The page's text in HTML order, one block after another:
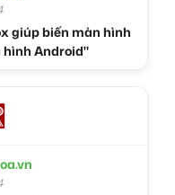
giúp biến màn hình
hình Android"